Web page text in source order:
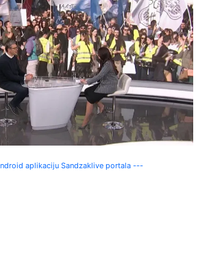
aplikaciju Sandzaklive portala ---